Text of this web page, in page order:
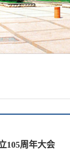
105周年大会